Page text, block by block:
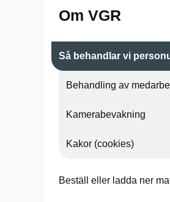
Om VGR
Så behandlar vi
Behandling av
Kamerabevakning
Kakor (cookies)
Beställ eller ladda ner